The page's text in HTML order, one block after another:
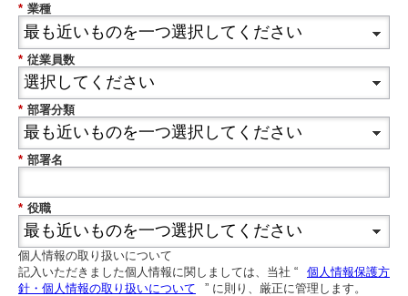
* 業種
* 従業員数
* 部署分類
* 部署名
* 役職
個人情報の取り扱いについて
記入いただきました個人情報に関しましては、当社 “
個人情報保護方
針・個人情報の取り扱いについて
” に則り、厳正に管理します。